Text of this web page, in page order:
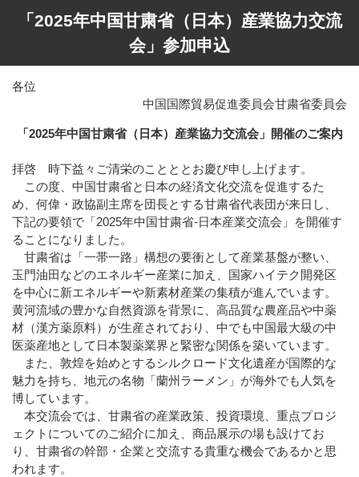
「2025年中国甘粛省（日本）産業協力交流
会」参加申込
各位
中国国際貿易促進委員会甘粛省委員会
「2025年中国甘粛省（日本）産業協力交流会」開催のご案内
拝啓 時下益々ご清栄のことととお慶び申し上げます。
この度、中国甘粛省と日本の経済文化交流を促進するた
め、何偉・政協副主席を団長とする甘粛省代表団が来日し、
下記の要領で「2025年中国甘粛省-日本産業交流会」を開催す
ることになりました。
甘粛省は「一帯一路」構想の要衝として産業基盤が整い、
玉門油田などのエネルギー産業に加え、国家ハイテク開発区
を中心に新エネルギーや新素材産業の集積が進んでいます。
黄河流域の豊かな自然資源を背景に、高品質な農産品や中薬
材（漢方薬原料）が生産されており、中でも中国最大級の中
医薬産地として日本製薬業界と緊密な関係を築いています。
また、敦煌を始めとするシルクロード文化遺産が国際的な
魅力を持ち、地元の名物「蘭州ラーメン」が海外でも人気を
博しています。
本交流会では、甘粛省の産業政策、投資環境、重点プロジ
ェクトについてのご紹介に加え、商品展示の場も設けてお
り、甘粛省の幹部・企業と交流する貴重な機会であるかと思
われます。